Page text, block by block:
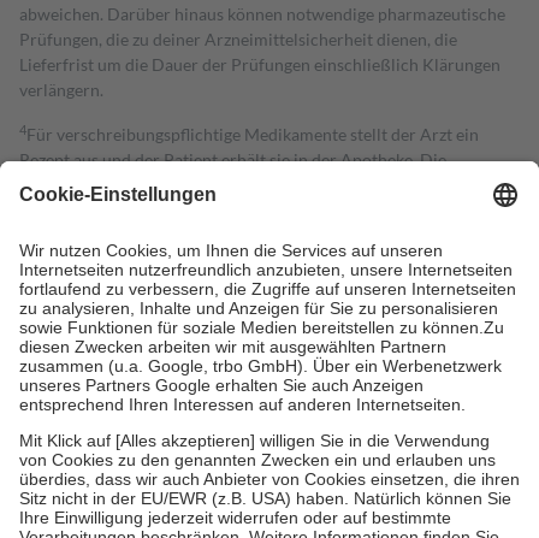
abweichen. Darüber hinaus können notwendige pharmazeutische
Prüfungen, die zu deiner Arzneimittelsicherheit dienen, die
Lieferfrist um die Dauer der Prüfungen einschließlich Klärungen
verlängern.
4Für verschreibungspflichtige Medikamente stellt der Arzt ein
Rezept aus und der Patient erhält sie in der Apotheke. Die
gesetzliche Krankenversicherung übernimmt in der Regel die
Kosten dafür, der Versicherte trägt einen Teil davon als Zuzahlung
Grundsätzlich leisten Mitglieder Zuzahlungen in Höhe von zehn
Prozent des Abgabepreises,mindestens jedochfünf Euround
höchstens zehn Euro.Es sind jedoch nie mehr als die tatsächlichen
Kosten der Leistung zu entrichten.
Diese Regeln gelten grundsätzlich auch für Online-Apotheken.
Bei Heilmitteln und häuslicher Krankenpflege beträgt die
Zuzahlung zehn Prozent der Kosten sowie zehn Euro je
Verordnung.
Um das Engagement der Versicherten für ihre eigene Gesundheit zu
stärken und die besondere Stellung der Familie zu unterstützen,
fallenkeine Zuzahlungenan bei: